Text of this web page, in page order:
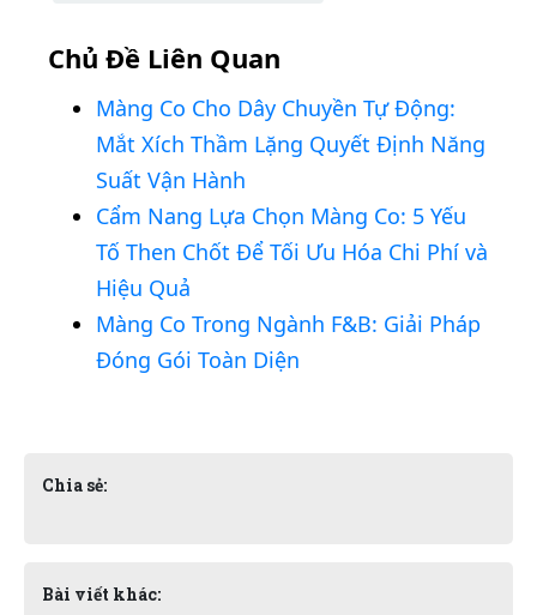
Chủ Đề Liên Quan
Màng Co Cho Dây Chuyền Tự Động:
Mắt Xích Thầm Lặng Quyết Định Năng
Suất Vận Hành
Cẩm Nang Lựa Chọn Màng Co: 5 Yếu
Tố Then Chốt Để Tối Ưu Hóa Chi Phí và
Hiệu Quả
Màng Co Trong Ngành F&B: Giải Pháp
Đóng Gói Toàn Diện
Chia sẻ:
Bài viết khác: